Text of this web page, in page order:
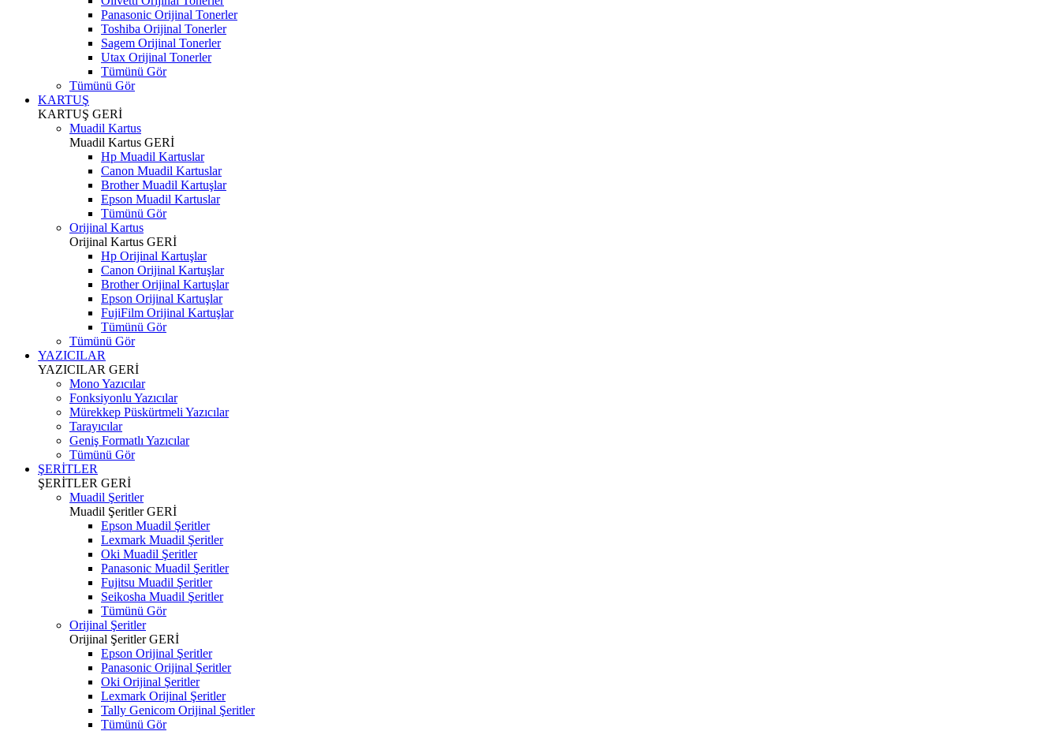
Panasonic Orijinal Tonerler
Toshiba Orijinal Tonerler
Sagem Orijinal Tonerler
Utax Orijinal Tonerler
Tümünü Gör
Tümünü Gör
KARTUŞ
KARTUŞ GERİ
Muadil Kartus
Muadil Kartus GERİ
Hp Muadil Kartuslar
Canon Muadil Kartuslar
Brother Muadil Kartuşlar
Epson Muadil Kartuslar
Tümünü Gör
Orijinal Kartus
Orijinal Kartus GERİ
Hp Orijinal Kartuşlar
Canon Orijinal Kartuşlar
Brother Orijinal Kartuşlar
Epson Orijinal Kartuşlar
FujiFilm Orijinal Kartuşlar
Tümünü Gör
Tümünü Gör
YAZICILAR
YAZICILAR GERİ
Mono Yazıcılar
Fonksiyonlu Yazıcılar
Mürekkep Püskürtmeli Yazıcılar
Tarayıcılar
Geniş Formatlı Yazıcılar
Tümünü Gör
ŞERİTLER
ŞERİTLER GERİ
Muadil Şeritler
Muadil ŞeritlerGERİ
Epson Muadil Şeritler
Lexmark Muadil Şeritler
Oki Muadil Şeritler
Panasonic Muadil Şeritler
Fujitsu Muadil Şeritler
Seikosha Muadil Şeritler
Tümünü Gör
Orijinal Şeritler
Orijinal ŞeritlerGERİ
Epson Orijinal Şeritler
Panasonic Orijinal Şeritler
Oki Orijinal Şeritler
Lexmark Orijinal Şeritler
Tally Genicom Orijinal Şeritler
Tümünü Gör